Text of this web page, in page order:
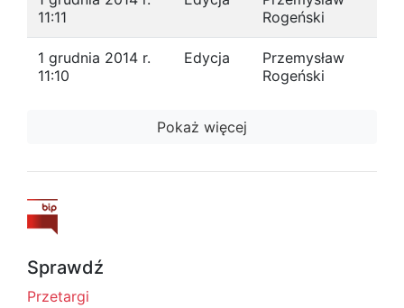
11:11
Rogeński
1 grudnia 2014 r.
11:10
Edycja
Przemysław
Rogeński
Pokaż więcej
Sprawdź
Przetargi